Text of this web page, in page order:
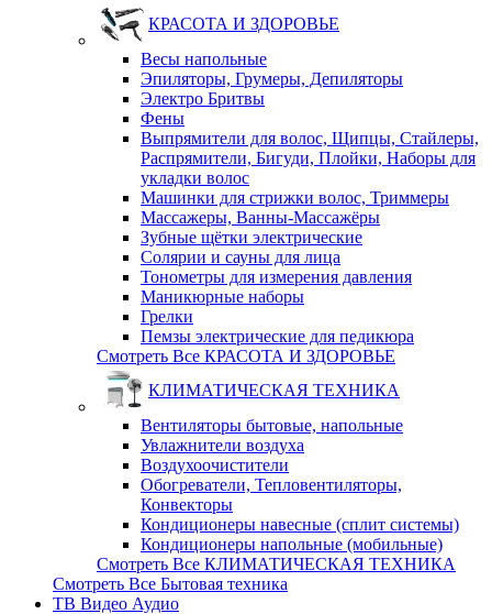
КРАСОТА И ЗДОРОВЬЕ
Весы напольные
Эпиляторы, Грумеры, Депиляторы
Электро Бритвы
Фены
Выпрямители для волос, Щипцы, Стайлеры,
Распрямители, Бигуди, Плойки, Наборы для
укладки волос
Машинки для стрижки волос, Триммеры
Массажеры, Ванны-Массажёры
Зубные щётки электрические
Солярии и сауны для лица
Тонометры для измерения давления
Маникюрные наборы
Грелки
Пемзы электрические для педикюра
Смотреть Все КРАСОТА И ЗДОРОВЬЕ
КЛИМАТИЧЕСКАЯ ТЕХНИКА
Вентиляторы бытовые, напольные
Увлажнители воздуха
Воздухоочистители
Обогреватели, Тепловентиляторы,
Конвекторы
Кондиционеры навесные (сплит системы)
Кондиционеры напольные (мобильные)
Смотреть Все КЛИМАТИЧЕСКАЯ ТЕХНИКА
Смотреть Все Бытовая техника
ТВ Видео Аудио